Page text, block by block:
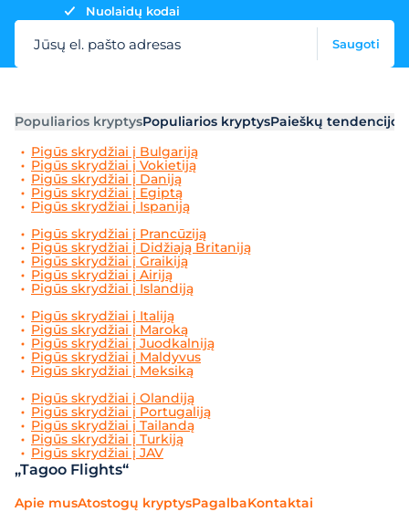
Nuolaidų kodai
Jūsų el. pašto adresas Saugoti
Populiarios kryptysPopuliarios kryptysPaieškų tendencijos
Pigūs skrydžiai į Bulgariją
Pigūs skrydžiai į Vokietiją
Pigūs skrydžiai į Daniją
Pigūs skrydžiai į Egiptą
Pigūs skrydžiai į Ispaniją
Pigūs skrydžiai į Prancūziją
Pigūs skrydžiai į Didžiają Britaniją
Pigūs skrydžiai į Graikiją
Pigūs skrydžiai į Airiją
Pigūs skrydžiai į Islandiją
Pigūs skrydžiai į Italiją
Pigūs skrydžiai į Maroką
Pigūs skrydžiai į Juodkalniją
Pigūs skrydžiai į Maldyvus
Pigūs skrydžiai į Meksiką
Pigūs skrydžiai į Olandiją
Pigūs skrydžiai į Portugaliją
Pigūs skrydžiai į Tailandą
Pigūs skrydžiai į Turkiją
Pigūs skrydžiai į JAV
„Tagoo Flights“
Apie musAtostogų kryptysPagalbaKontaktai